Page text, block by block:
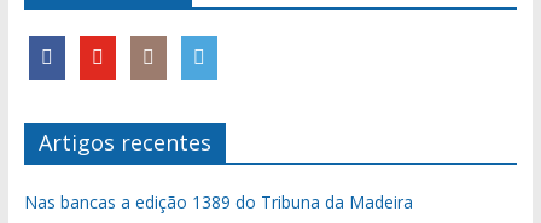
Artigos recentes
Nas bancas a edição 1389 do Tribuna da Madeira